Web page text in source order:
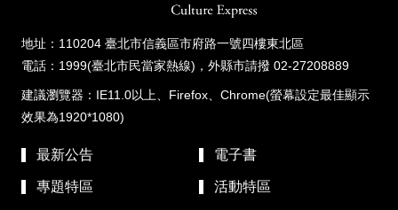
地址：110204 臺北市信義區市府路一號四樓東北區
電話：1999(臺北市民當家熱線)，外縣市請撥 02-27208889
建議瀏覽器：IE11.0以上、Firefox、Chrome(螢幕設定最佳顯示
效果為1920*1080)
最新公告 電子書
專題特區 活動特區